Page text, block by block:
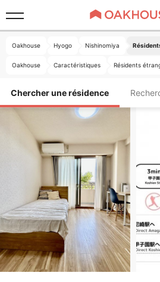
Oakhouse Hyogo Nishinomiya
Oakhouse Caractéristiques Résidents
Chercher une résidence